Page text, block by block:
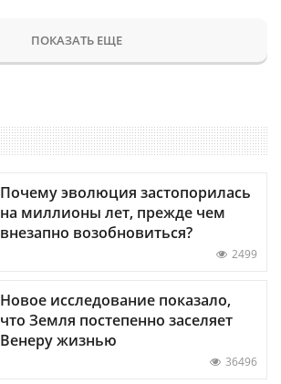
ПОКАЗАТЬ ЕЩЕ
Почему эволюция застопорилась
на миллионы лет, прежде чем
внезапно возобновиться?
2499
Новое исследование показало,
что Земля постепенно заселяет
Венеру жизнью
36496